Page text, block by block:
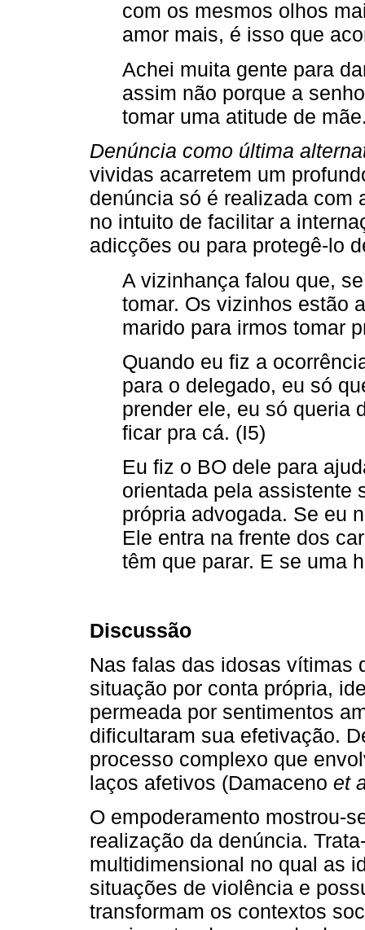
com os mesmos olhos
amor mais, é isso que
Achei muita gente para
assim não porque a
tomar uma atitude de
Denúncia como última
vividas acarretem um
denúncia só é realizada com
no intuito de facilitar a
adicções ou para protegê-lo
A vizinhança falou que,
tomar. Os vizinhos estão
marido para irmos tomar
Quando eu fiz a
para o delegado, eu só
prender ele, eu só queria
ficar pra cá. (I5)
Eu fiz o BO dele para
orientada pela assistente
própria advogada. Se eu
Ele entra na frente dos
têm que parar. E se uma
Discussão
Nas falas das idosas vítimas
situação por conta própria,
permeada por sentimentos
dificultaram sua efetivação.
processo complexo que
laços afetivos (Damaceno et
O empoderamento mostrou-
realização da denúncia.
multidimensional no qual as
situações de violência e
transformam os contextos